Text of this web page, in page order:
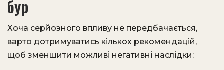
бур
Хоча серйозного впливу не передбачається,
варто дотримуватись кількох рекомендацій,
щоб зменшити можливі негативні наслідки: